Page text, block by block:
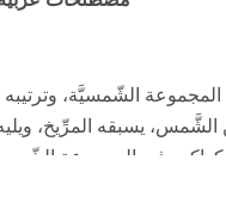
الشّمسيَّة، وترتيبه
يسبقه المرِّيخ،
في المجموعة